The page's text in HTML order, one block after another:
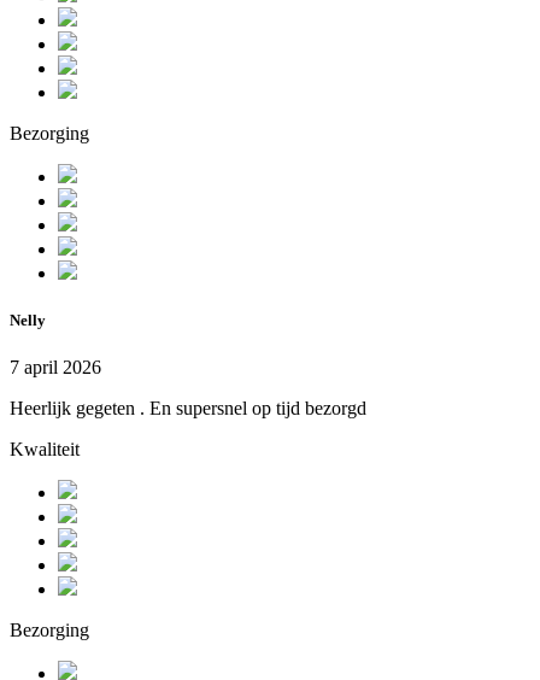
Bezorging
Nelly
7 april 2026
Heerlijk gegeten . En supersnel op tijd bezorgd
Kwaliteit
Bezorging